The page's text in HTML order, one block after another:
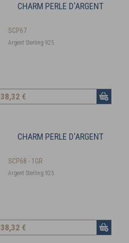
CHARM PERLE D'ARGENT
SCP67
Argent Sterling 925
38,32 €
CHARM PERLE D'ARGENT
SCP68 - 1GR
Argent Sterling 925
38,32 €